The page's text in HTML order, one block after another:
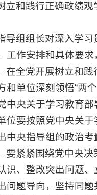
立和践行正确政绩
导组组长对深入学
工作安排和具体要
在全党开展树立和
单位深刻领悟“两
中央关于学习教育
位要按照党中央关
中央指导组的政治
要紧紧围绕党中央
识、整改突出问题
问题导向，坚持同